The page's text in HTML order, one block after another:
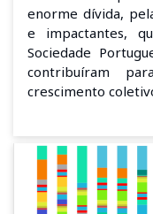
enorme dívida,
e impactantes,
Sociedade
contribuíram
crescimento